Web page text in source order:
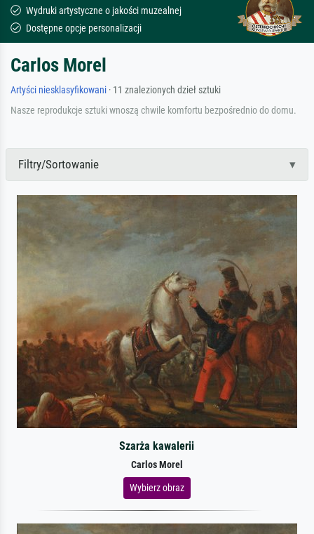
Wydruki artystyczne o jakości muzealnej
Dostępne opcje personalizacji
Carlos Morel
Artyści niesklasyfikowani · 11 znalezionych dzieł sztuki
Nasze reprodukcje sztuki wnoszą chwile komfortu bezpośrednio do domu.
Filtry/Sortowanie
Szarża kawalerii
Carlos Morel
Wybierz obraz